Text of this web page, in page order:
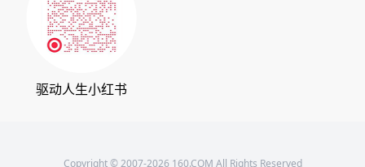
驱动人生小红书
Copyright © 2007-2026 160.COM All Rights Reserved